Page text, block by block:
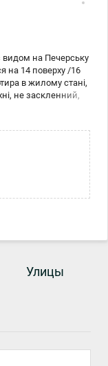
- 1.2 км. Будинок
транспорту до
видом на Печерську
на 14 поверху /16
в жилому стані,
не заскленний,
школи,
ТРЦ, парки, метро
компанії: SF-2-
Улицы